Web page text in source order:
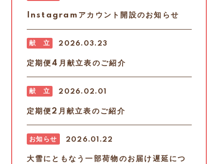
Instagramアカウント開設のお知らせ
2026.03.23
献 立
定期便4月献立表のご紹介
2026.02.01
献 立
定期便2月献立表のご紹介
2026.01.22
お知らせ
大雪にともなう一部荷物のお届け遅延につ